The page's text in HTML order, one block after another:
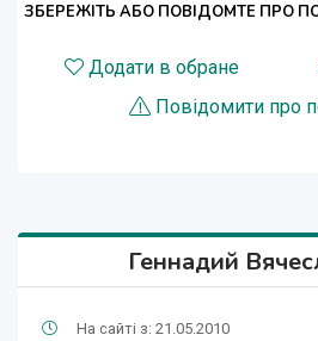
ЗБЕРЕЖІТЬ АБО ПОВІДОМТЕ ПРО
Додати в обране
Повідомити про
Геннадий
На сайті з: 21.05.2010